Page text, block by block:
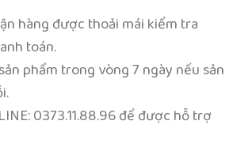
hàng được thoải mái kiểm tra
toán.
phẩm trong vòng 7 ngày nếu sản
0373.11.88.96để được hỗ trợ